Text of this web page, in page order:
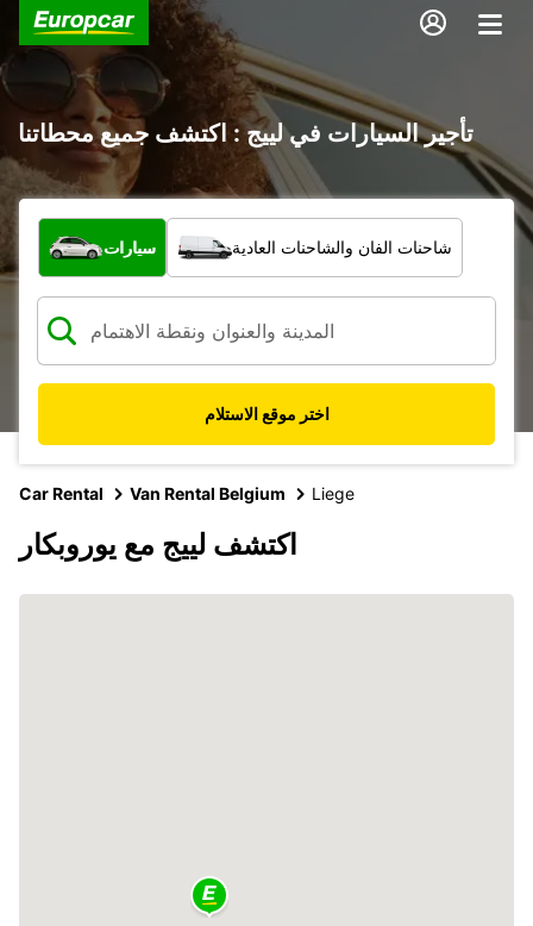
تأجير السيارات في لييج : اكتشف جميع محطاتنا
ما نوع المركبة؟
سيارات شاحنات الفان والشاحنات العادية
اختر موقع الاستلام
Car Rental Van Rental Belgium Liege
اكتشف لييج مع يوروبكار